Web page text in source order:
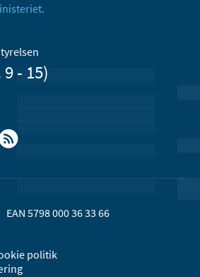
- 15)
EAN 5798 000 36 33 66
politik